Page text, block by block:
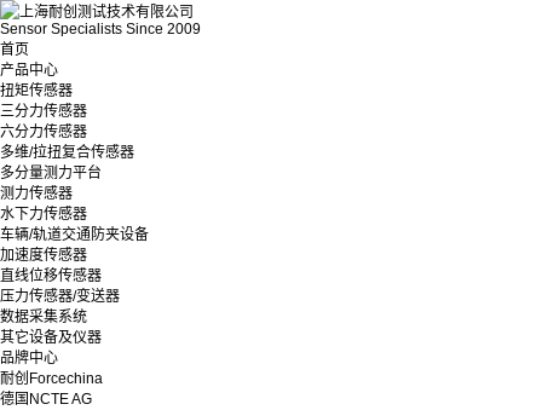
Sensor Specialists Since 2009
首页
产品中心
扭矩传感器
三分力传感器
六分力传感器
多维/拉扭复合传感器
多分量测力平台
测力传感器
水下力传感器
车辆/轨道交通防夹设备
加速度传感器
直线位移传感器
压力传感器/变送器
数据采集系统
其它设备及仪器
品牌中心
耐创Forcechina
德国NCTE AG